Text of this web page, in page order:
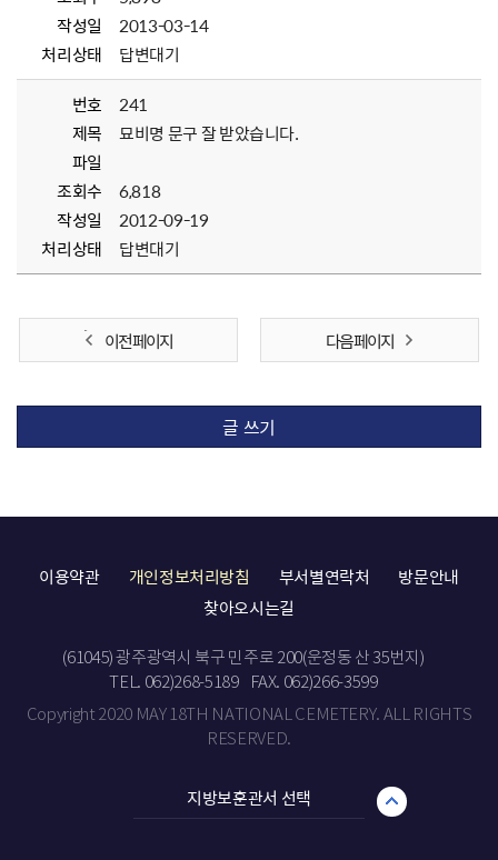
작성일
2013-03-14
처리상태
답변대기
번호
241
제목
묘비명 문구 잘 받았습니다.
파일
조회수
6,818
작성일
2012-09-19
처리상태
답변대기
이전 페이지 다음 페이지
글 쓰기
이용약관 개인정보처리방침 부서별연락처
방문안내
찾아오시는길
(61045) 광주광역시 북구 민주로 200(운정동 산 35번지)
TEL. 062)268-5189
FAX. 062)266-3599
Copyright 2020 MAY 18TH NATIONAL CEMETERY. ALL RIGHTS
RESERVED.
지방보훈관서 선택